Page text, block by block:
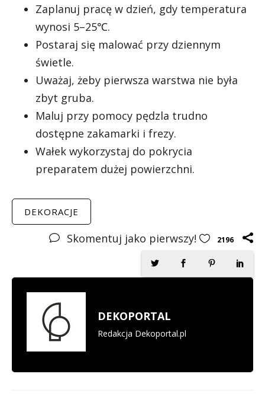
Zaplanuj pracę w dzień, gdy temperatura
wynosi 5–25℃.
Postaraj się malować przy dziennym
świetle.
Uważaj, żeby pierwsza warstwa nie była
zbyt gruba.
Maluj przy pomocy pędzla trudno
dostępne zakamarki i frezy.
Wałek wykorzystaj do pokrycia
preparatem dużej powierzchni.
DEKORACJE
Skomentuj jako pierwszy! 2196
DEKOPORTAL
Redakcja Dekoportal.pl